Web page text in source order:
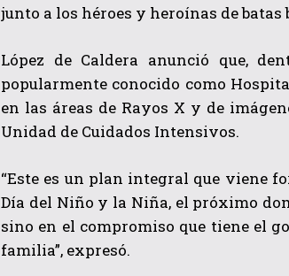
QUIERO
junto a los héroes y heroínas de batas
López de Caldera anunció que,
popularmente conocido como
en las áreas de Rayos X y de
Unidad de Cuidados Intensivos.
“Este es un plan integral que viene
Día del Niño y la Niña, el próximo
sino en el compromiso que tiene el
familia”, expresó.